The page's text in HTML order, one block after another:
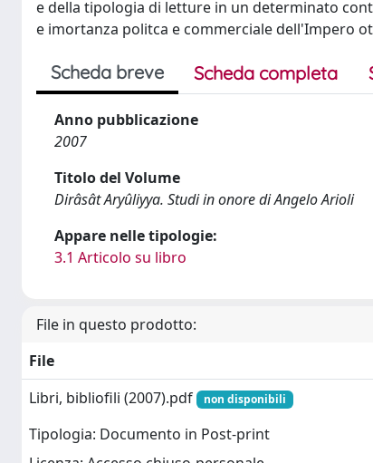
e della tipologia di letture in un determinato
e imortanza politca e commerciale dell'Impero
Scheda breve Scheda completa
Anno pubblicazione
2007
Titolo del Volume
Dirâsât Aryûliyya. Studi in onore di Angelo Arioli
Appare nelle tipologie:
3.1 Articolo su libro
File in questo prodotto:
File
Libri, bibliofili (2007).pdf
non disponibili
Tipologia: Documento in Post-print